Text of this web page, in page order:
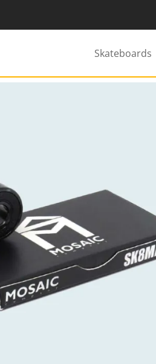
Skateboards
/ ROULEMENTS MOSAIC SK8MAFIA